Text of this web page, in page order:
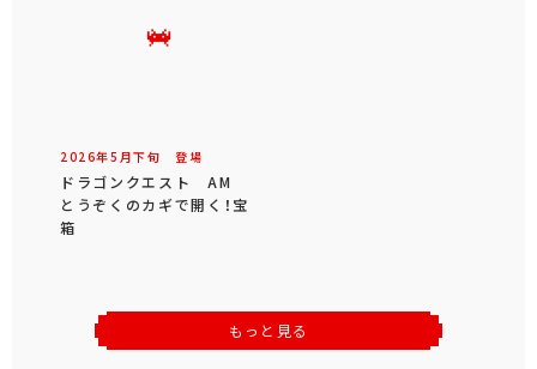
2026年5 月下旬 登場
ドラゴンクエスト AM
とうぞくのカギで開く！宝
箱
もっと見る